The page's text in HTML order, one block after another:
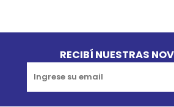
RECIBÍ NUESTRAS